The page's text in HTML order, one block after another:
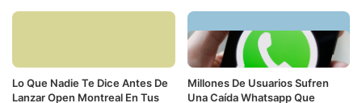
Lo Que Nadie Te Dice Antes De
Lanzar Open Montreal En Tus
Millones De Usuarios Sufren
Una Caída Whatsapp Que